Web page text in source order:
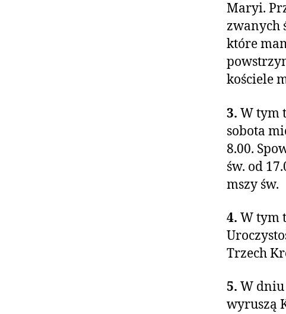
Maryi.
zwanych
które
kościele
3. W tym
sobota
8.00.
św. od
mszy św.
4. W tym
Trzech
5. W dniu
wyruszą